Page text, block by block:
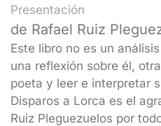
Presentación
de Rafael Ruiz
Este libro no es un
una reflexión sobre él,
poeta y leer e interpretar
Disparos a Lorca es el
Ruiz Pleguezuelos por